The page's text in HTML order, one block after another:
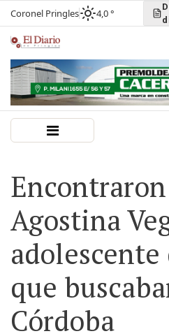
Coronel Pringles 4,0 °
Agostina
adolescente
que
Córdoba